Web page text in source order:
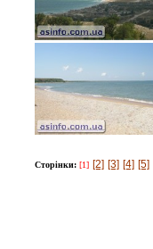
Сторінки: [1] [2] [3] [4] [5]